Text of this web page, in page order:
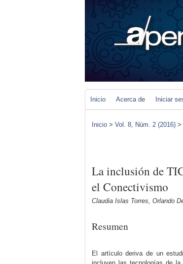
Inicio Acerca de Iniciar
Inicio > Vol. 8, Núm. 2 (2016) >
La inclusión de
el Conectivismo
Claudia Islas Torres, Orlando
Resumen
El artículo deriva de un